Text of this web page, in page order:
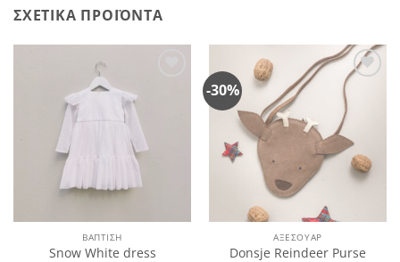
ΣΧΕΤΙΚΆ ΠΡΟΪΌΝΤΑ
επιθυμιών
ΒΑΠΤΙΣΗ
Snow White dress
-30%
Πρόσθήκη
στην
λίστα
επιθυμιών
ΑΞΕΣΟΥΆΡ
Donsje Reindeer Purse